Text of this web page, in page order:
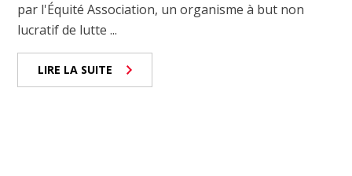
par l'Équité Association, un organisme à but non
lucratif de lutte ...
LIRE LA SUITE